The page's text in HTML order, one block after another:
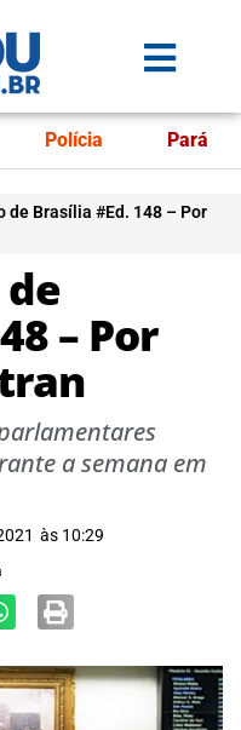
Polícia Pará
de Brasília #Ed. 148 – Por
– Por
a semana em
às 10:29